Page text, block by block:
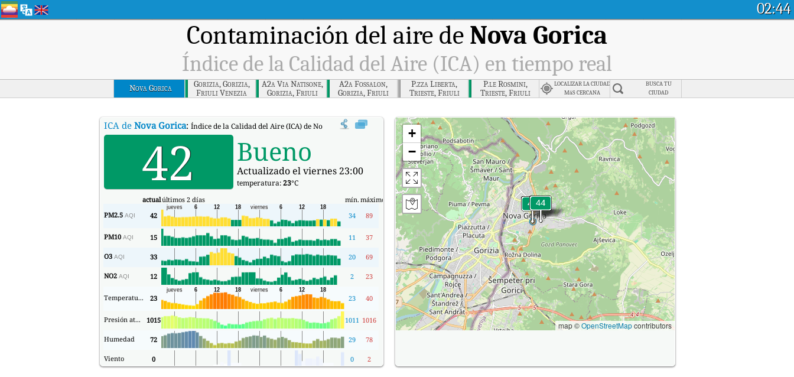
02:44
Contaminación del aire de Nova Gorica
Índice de la Calidad del Aire (ICA) en tiempo real
Nova Gorica
Gorizia, Gorizia,
Friuli Venezia
Giulia
A2a Via Natisone,
Gorizia, Friuli
Venezia Giulia
A2a Fossalon,
Gorizia, Friuli
Venezia Giulia
P.zza Liberta,
Trieste, Friuli
Venezia Giulia
P.le Rosmini,
Trieste, Friuli
Venezia Giulia
LOCALIZAR LA CIUDAD
MáS CERCANA
BUSCA TU
CIUDAD
ICA de Nova Gorica: Índice de la Calidad del Aire (ICA) de Nova Gorica en tiempo real.
42 Bueno
Actualizado el viernes 23:00
temperatura:23°C
actualúltimos 2 días mín. máximo
PM2.5 AQI 42 34 89
PM10 AQI 15 11 37
O3 AQI 33 20 69
NO2 AQI 12 2 23
Temperatura. 23 23 40
Presión atmosférica 1015 1011 1016
Humedad 72 29 78
Viento 0 0 2
+
−
map ©OpenStreetMapcontributors